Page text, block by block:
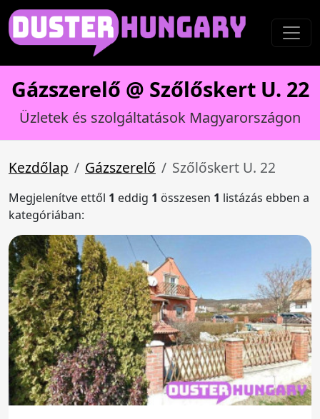
Gázszerelő @ Szőlőskert U. 22
Üzletek és szolgáltatások Magyarországon
Kezdőlap Gázszerelő Szőlőskert U. 22
Megjelenítve ettől 1 eddig 1 összesen 1 listázás ebben a
kategóriában: